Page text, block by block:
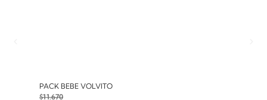
PACK BEBE VOLVITO
$11.670